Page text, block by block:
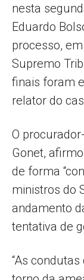
nesta
Eduardo
processo,
Supremo
finais foram
relator do
O
Gonet,
de forma
ministros do
andamento
tentativa de
“As